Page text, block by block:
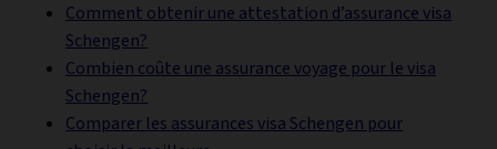
Comment obtenir une attestation d’assurance visa
Schengen?
Combien coûte une assurance voyage pour le visa
Schengen?
Comparer les assurances visa Schengen pour